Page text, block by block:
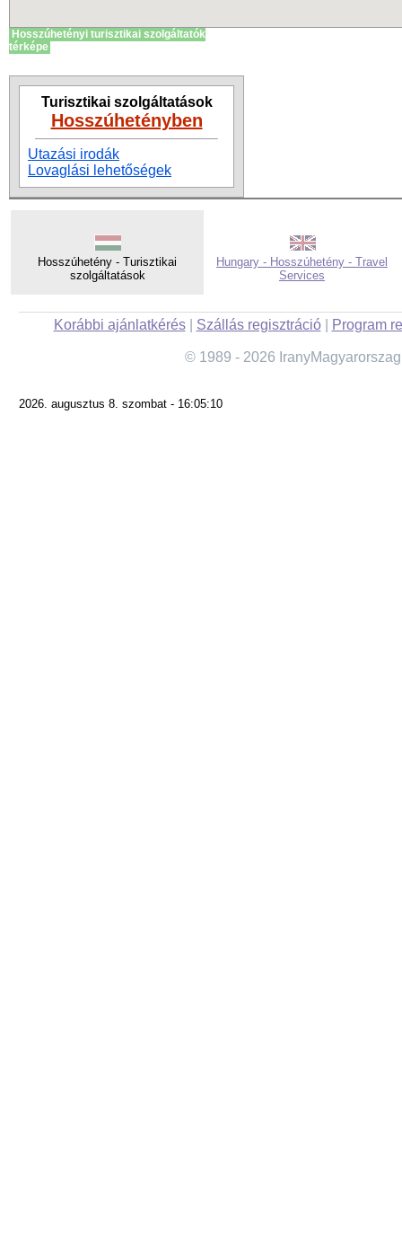
Hosszúhetényi turisztikai szolgáltatók
térképe
Turisztikai szolgáltatások
Hosszúhetényben
Utazási irodák
Lovaglási lehetőségek
Hosszúhetény - Turisztikai
szolgáltatások
Hungary - Hosszúhetény - Travel
Services
Korábbi ajánlatkérés| Szállás regisztráció| Program
© 1989 - 2026
2026. augusztus 8. szombat - 16:05:10